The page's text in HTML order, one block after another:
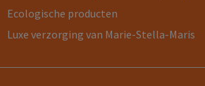
Ecologische producten
Luxe verzorging van Marie-Stella-Maris